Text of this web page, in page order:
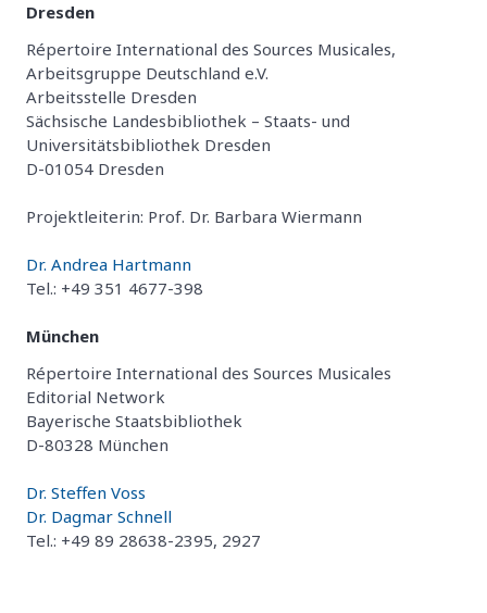
Dresden
Répertoire International des Sources Musicales,
Arbeitsgruppe Deutschland e.V.
Arbeitsstelle Dresden
Sächsische Landesbibliothek – Staats- und
Universitätsbibliothek Dresden
D-01054 Dresden
Projektleiterin: Prof. Dr. Barbara Wiermann
Dr. Andrea Hartmann
Tel.: +49 351 4677-398
München
Répertoire International des Sources Musicales
Editorial Network
Bayerische Staatsbibliothek
D-80328 München
Dr. Steffen Voss
Dr. Dagmar Schnell
Tel.: +49 89 28638-2395, 2927